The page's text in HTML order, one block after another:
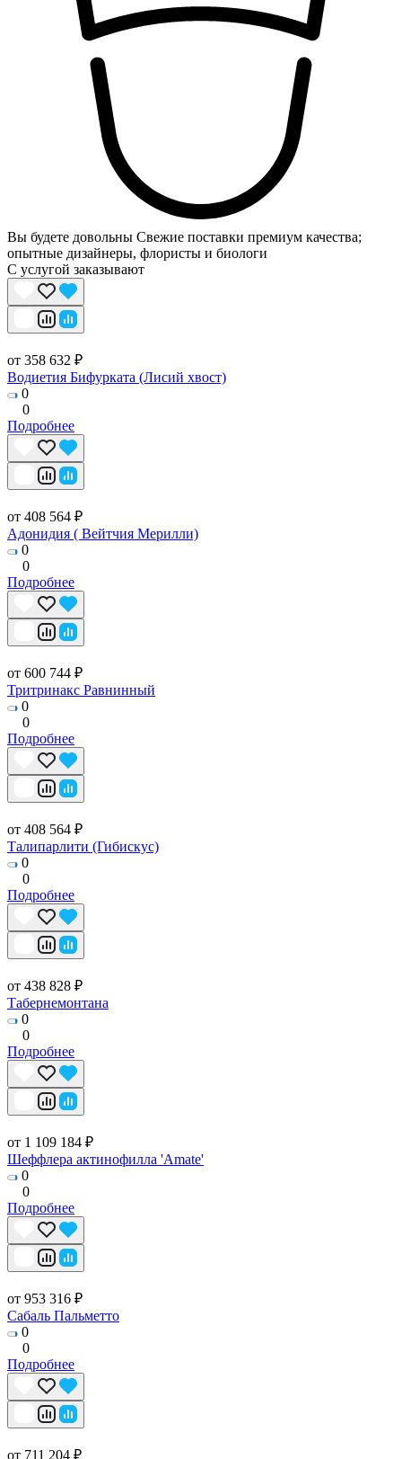
Вы будете довольны Свежие поставки премиум качества;
опытные дизайнеры, флористы и биологи
С услугой заказывают
от 358 632 ₽
Водиетия Бифурката (Лисий хвост)
0
0
Подробнее
от 408 564 ₽
Адонидия ( Вейтчия Мерилли)
0
0
Подробнее
от 600 744 ₽
Тритринакс Равнинный
0
0
Подробнее
от 408 564 ₽
Талипарлити (Гибискус)
0
0
Подробнее
от 438 828 ₽
Табернемонтана
0
0
Подробнее
от 1 109 184 ₽
Шеффлера актинофилла 'Amate'
0
0
Подробнее
от 953 316 ₽
Сабаль Пальметто
0
0
Подробнее
от 711 204 ₽